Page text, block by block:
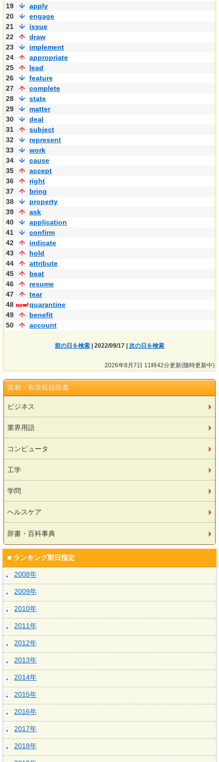
19
apply
20
engage
21
issue
22
draw
23
implement
24
appropriate
25
lead
26
feature
27
complete
28
state
29
matter
30
deal
31
subject
32
represent
33
work
34
cause
35
accept
36
right
37
bring
38
property
39
ask
40
application
41
confirm
42
indicate
43
hold
44
attribute
45
beat
46
resume
47
tear
48
quarantine
49
benefit
50
account
前の日を検索 | 2022/09/17 | 次の日を検索
2026年8月7日 11時42分更新(随時更新中)
英和・和英収録辞書
ビジネス
業界用語
コンピュータ
工学
学問
ヘルスケア
辞書・百科事典
■ ランキング期日指定
2008年
2009年
2010年
2011年
2012年
2013年
2014年
2015年
2016年
2017年
2018年